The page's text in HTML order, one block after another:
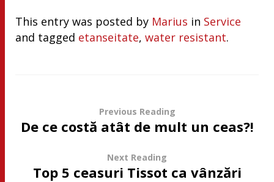
This entry was posted by Marius in Service
and tagged etanseitate, water resistant.
Previous Reading
De ce costă atât de mult un ceas?!
Next Reading
Top 5 ceasuri Tissot ca vânzări